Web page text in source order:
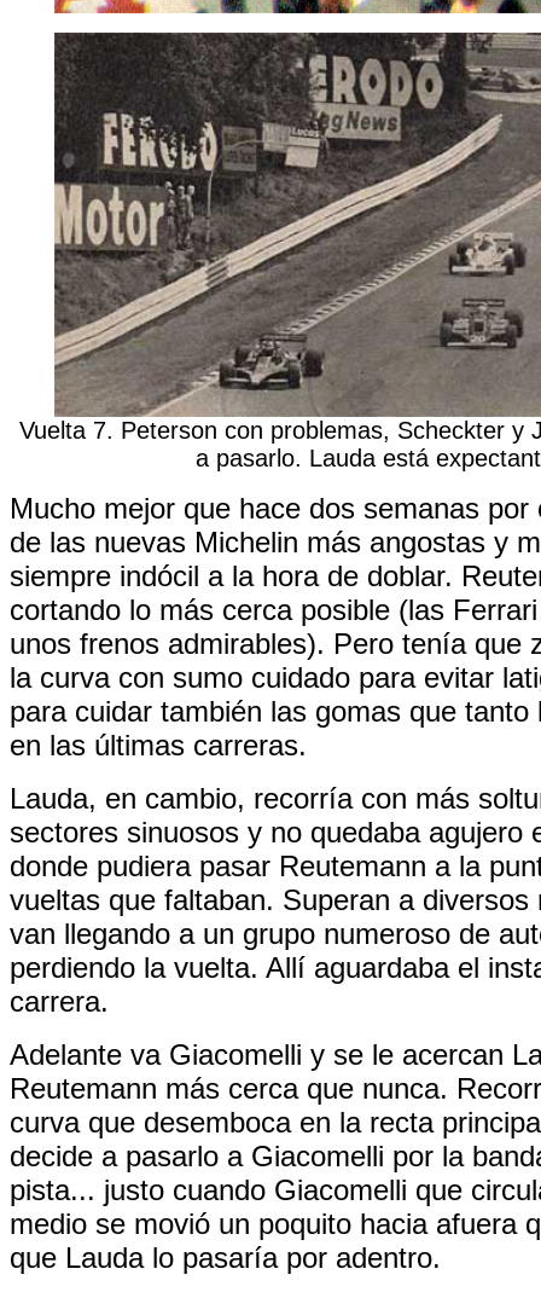
Vuelta 7. Peterson con problemas, Scheckter y
a pasarlo. Lauda está
Mucho mejor que hace dos semanas por
de las nuevas Michelin más angostas y
siempre indócil a la hora de doblar.
cortando lo más cerca posible (las
unos frenos admirables). Pero tenía que
la curva con sumo cuidado para evitar
para cuidar también las gomas que tanto
en las últimas carreras.
Lauda, en cambio, recorría con más
sectores sinuosos y no quedaba agujero
donde pudiera pasar Reutemann a la
vueltas que faltaban. Superan a diversos
van llegando a un grupo numeroso de
perdiendo la vuelta. Allí aguardaba el
carrera.
Adelante va Giacomelli y se le acercan
Reutemann más cerca que nunca.
curva que desemboca en la recta
decide a pasarlo a Giacomelli por la
pista... justo cuando Giacomelli que
medio se movió un poquito hacia afuera
que Lauda lo pasaría por adentro.